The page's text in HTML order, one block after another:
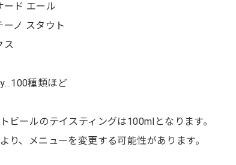
ド エール
ノ スタウト
ス
種類ほど
ビールのテイスティングは100mlとなります。
り、メニューを変更する可能性があります。